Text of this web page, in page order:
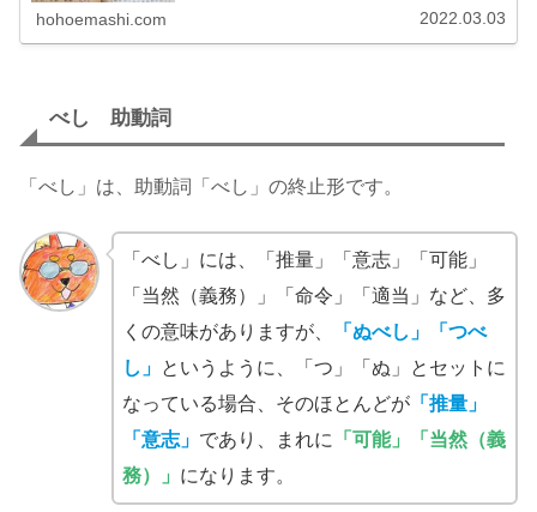
hohoemashi.com 2022.03.03
べし 助動詞
「べし」は、助動詞「べし」の終止形です。
「べし」には、「推量」「意志」「可能」
「当然（義務）」「命令」「適当」など、多
くの意味がありますが、
「ぬべし」「つべ
し」 というように、「つ」「ぬ」とセットに
なっている場合、そのほとんどが「推量」
「意志」 であり、まれに 「可能」「当然（義
務）」 になります。